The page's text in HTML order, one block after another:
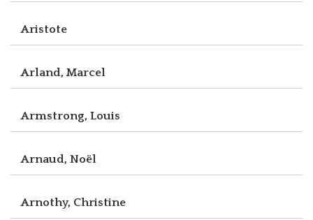
Aristote
Arland, Marcel
Armstrong, Louis
Arnaud, Noël
Arnothy, Christine